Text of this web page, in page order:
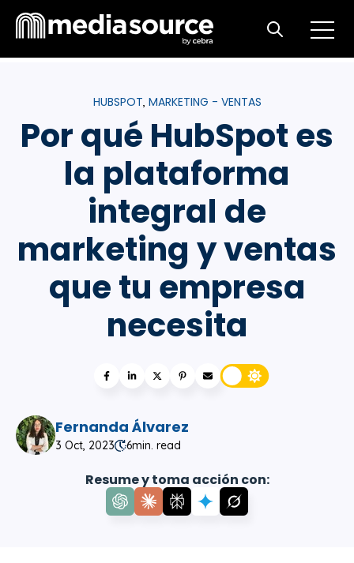
Open
Open search
HUBSPOT, MARKETING - VENTAS
Por qué HubSpot es
la plataforma
integral de
marketing y ventas
que tu empresa
necesita
Fernanda Álvarez
3 Oct, 2023 6min. read
Resume y toma acción con: